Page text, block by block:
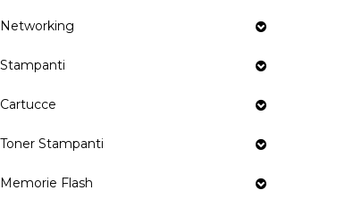
Networking
Stampanti
Cartucce
Toner Stampanti
Memorie Flash